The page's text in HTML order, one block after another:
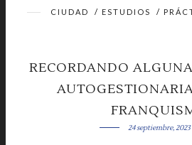
CIUDAD / ESTUDIOS /
RECORDANDO
24 septiembre, 2023